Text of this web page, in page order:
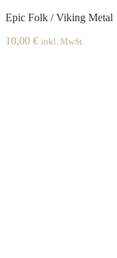
Epic Folk / Viking Metal
10,00 € inkl. MwSt.